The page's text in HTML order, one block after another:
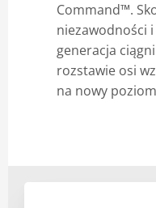
Command™.
niezawodności
generacja
rozstawie osi
na nowy